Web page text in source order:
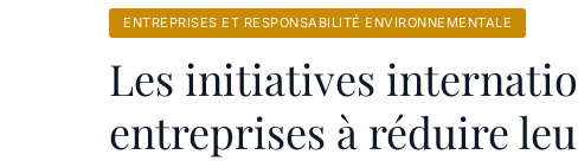
ENTREPRISES ET RESPONSABILITÉ ENVIRONNEMENTALE
Les initiatives
entreprises à réduire